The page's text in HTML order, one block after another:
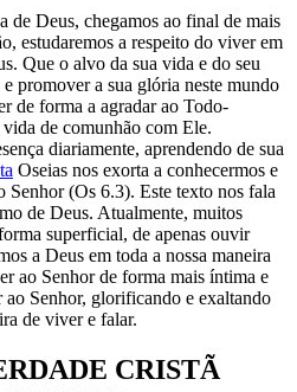
de Deus, chegamos ao final de mais
estudaremos a respeito do viver em
Que o alvo da sua vida e do seu
promover a sua glória neste mundo
de forma a agradar ao Todo-
de comunhão com Ele.
diariamente, aprendendo de sua
Oseias nos exorta a conhecermos e
Senhor (Os 6.3). Este texto nos fala
de Deus. Atualmente, muitos
superficial, de apenas ouvir
a Deus em toda a nossa maneira
ao Senhor de forma mais íntima e
ao Senhor, glorificando e exaltando
de viver e falar.
CRISTÃ